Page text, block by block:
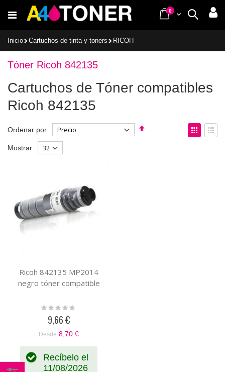
al
Buscar
Cart
0items
Inicio Cartuchos de tinta y toners RICOH
Tóner Ricoh 842135
Cartuchos de Tóner compatibles
Ricoh 842135
Ordenar por
Fijar
Ver
como
Mostrar
Ricoh 842135 MP2014
negro tóner compatible
Rating:
9,66 €
Desde 8,70 €
Recíbelo el
11/08/2026